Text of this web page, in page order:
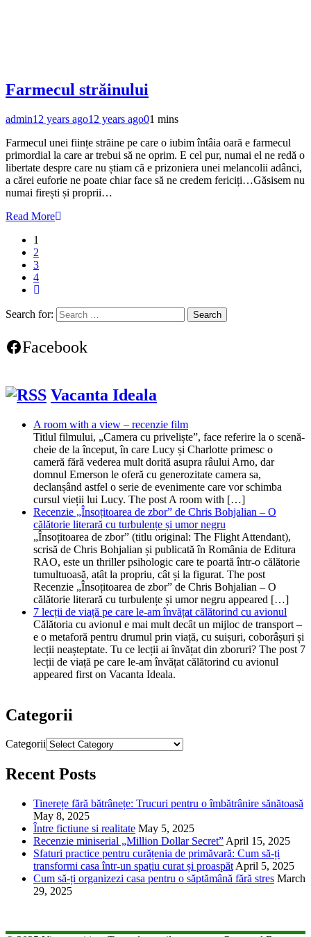
Farmecul străinului
admin12 years ago12 years ago01 mins
Farmecul unei ființe străine pe care o iubim întâia oară e farmecul
primordial la care ar trebui să ne oprim. E cel pur, numai el ne redă o
libertate despre care nu știam că e prizoniera unei melancolii adânci,
a cărei euforie ne poate chiar face să ne credem fericiți…Găsisem nu
numai firești și proprii…
Read More
1
2
3
4
Search for:
Facebook
Vacanta Ideala
A room with a view – recenzie film
Titlul filmului, „Camera cu priveliște”, face referire la o scenă-
cheie de la început, în care Lucy și Charlotte primesc o
cameră fără vederea mult dorită asupra râului Arno, dar
domnul Emerson le oferă cu generozitate camera sa,
declanșând astfel o serie de evenimente care vor schimba
cursul vieții lui Lucy. The post A room with […]
Recenzie „Însoțitoarea de zbor” de Chris Bohjalian – O
călătorie literară cu turbulențe și umor negru
„Însoțitoarea de zbor” (titlu original: The Flight Attendant),
scrisă de Chris Bohjalian și publicată în România de Editura
RAO, este un thriller psihologic care te poartă într-o călătorie
tumultuoasă, atât la propriu, cât și la figurat. The post
Recenzie „Însoțitoarea de zbor” de Chris Bohjalian – O
călătorie literară cu turbulențe și umor negru appeared […]
7 lecții de viață pe care le-am învățat călătorind cu avionul
Călătoria cu avionul e mai mult decât un mijloc de transport –
e o metaforă pentru drumul prin viață, cu suișuri, coborâșuri și
lecții neașteptate. Tu ce lecții ai învățat din zboruri? The post 7
lecții de viață pe care le-am învățat călătorind cu avionul
appeared first on Vacanta Ideala.
Categorii
Categorii
Recent Posts
Tinerețe fără bătrânețe: Trucuri pentru o îmbătrânire sănătoasă
May 8, 2025
Între fictiune si realitate May 5, 2025
Recenzie miniserial „Million Dollar Secret” April 15, 2025
Sfaturi practice pentru curățenia de primăvară: Cum să-ți
transformi casa într-un spațiu curat și proaspăt April 5, 2025
Cum să-ți organizezi casa pentru o săptămână fără stres March
29, 2025